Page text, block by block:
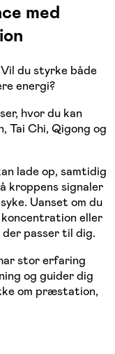
med
du styrke både
energi?
hvor du kan
Tai Chi, Qigong og
lade op, samtidig
kroppens signaler
Uanset om du
eller
passer til dig.
stor erfaring
og guider dig
om præstation,